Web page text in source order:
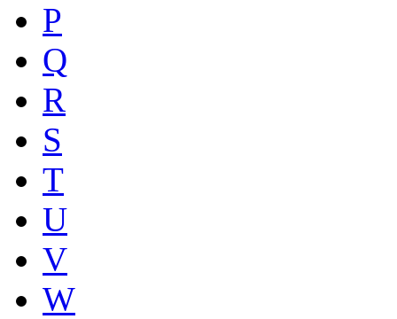
P
Q
R
S
T
U
V
W